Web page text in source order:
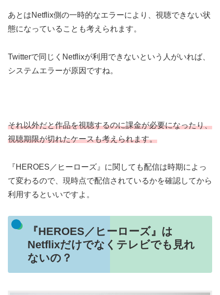
あとはNetflix側の一時的なエラーにより、視聴できない状
態になっていることも考えられます。
Twitterで同じくNetflixが利用できないという人がいれば、
システムエラーが原因ですね。
それ以外だと作品を視聴するのに課金が必要になったり、
視聴期限が切れたケースも考えられます。
『HEROES／ヒーローズ』に関しても配信は時期によっ
て変わるので、現時点で配信されているかを確認してから
利用するといいですよ。
『HEROES／ヒーローズ』は
Netflixだけでなくテレビでも見れ
ないの？